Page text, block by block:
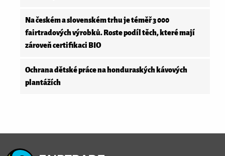
Na českém a slovenském trhu je téměř 3 000
fairtradových výrobků. Roste podíl těch, které mají
zároveň certifikaci BIO
Ochrana dětské práce na honduraských kávových
plantážích